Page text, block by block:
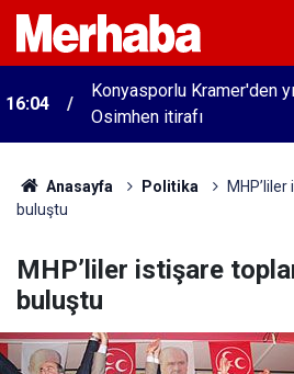
16:04
Konyasporlu Kramer'den
Osimhen itirafı
Anasayfa Politika
buluştu
MHP’liler istişare
buluştu